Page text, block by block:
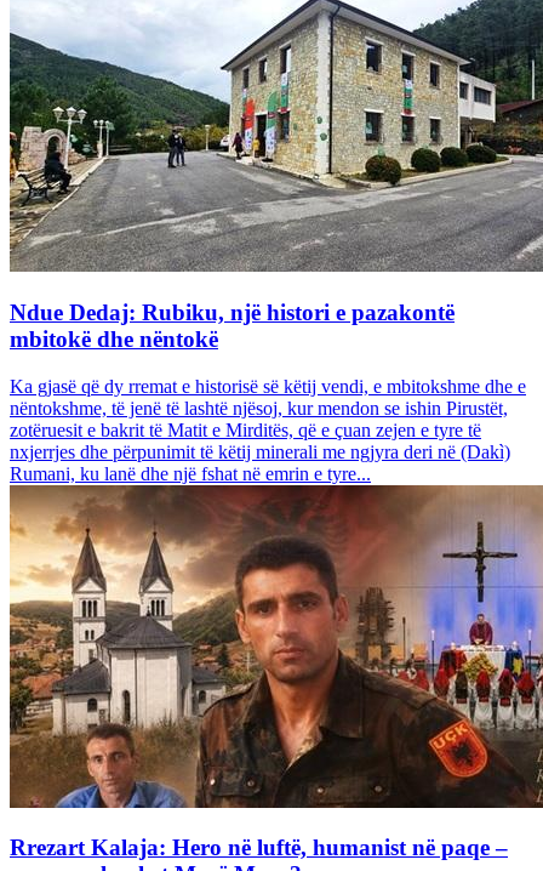
Ndue Dedaj: Rubiku, një histori e pazakontë
mbitokë dhe nëntokë
Ka gjasë që dy rremat e historisë së këtij vendi, e mbitokshme dhe e
nëntokshme, të jenë të lashtë njësoj, kur mendon se ishin Pirustët,
zotëruesit e bakrit të Matit e Mirditës, që e çuan zejen e tyre të
nxjerrjes dhe përpunimit të këtij minerali me ngjyra deri në (Dakì)
Rumani, ku lanë dhe një fshat në emrin e tyre...
Rrezart Kalaja: Hero në luftë, humanist në paqe –